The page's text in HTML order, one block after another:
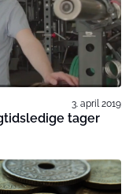
3. april 2019
tager